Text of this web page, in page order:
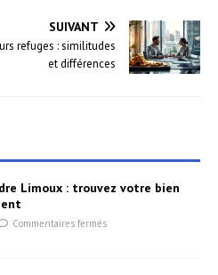
SUIVANT
refuges : similitudes
et différences
Limoux : trouvez votre bien
Commentaires fermés